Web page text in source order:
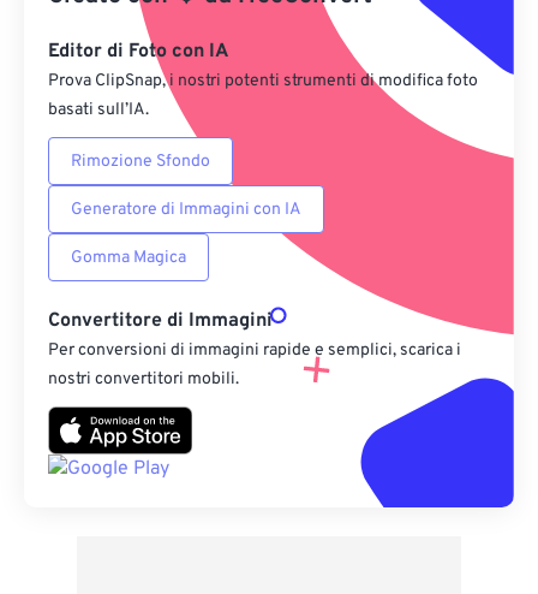
Salva come predefinito
Editor di Foto con IA
Prova ClipSnap, i nostri potenti strumenti di modifica foto
basati sull’IA.
Rimozione Sfondo
Generatore di Immagini con IA
Gomma Magica
Convertitore di Immagini
Per conversioni di immagini rapide e semplici, scarica i
nostri convertitori mobili.